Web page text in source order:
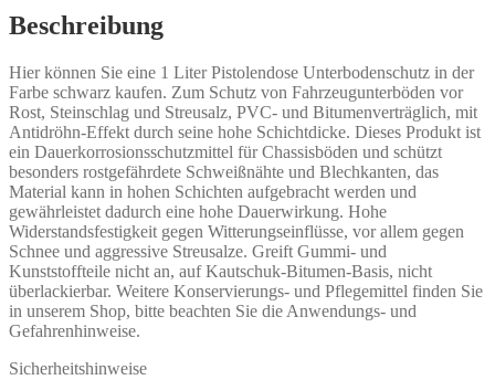
Beschreibung
Hier können Sie eine 1 Liter Pistolendose Unterbodenschutz in der
Farbe schwarz kaufen. Zum Schutz von Fahrzeugunterböden vor
Rost, Steinschlag und Streusalz, PVC- und Bitumenverträglich, mit
Antidröhn-Effekt durch seine hohe Schichtdicke. Dieses Produkt ist
ein Dauerkorrosionsschutzmittel für Chassisböden und schützt
besonders rostgefährdete Schweißnähte und Blechkanten, das
Material kann in hohen Schichten aufgebracht werden und
gewährleistet dadurch eine hohe Dauerwirkung. Hohe
Widerstandsfestigkeit gegen Witterungseinflüsse, vor allem gegen
Schnee und aggressive Streusalze. Greift Gummi- und
Kunststoffteile nicht an, auf Kautschuk-Bitumen-Basis, nicht
überlackierbar. Weitere Konservierungs- und Pflegemittel finden Sie
in unserem Shop, bitte beachten Sie die Anwendungs- und
Gefahrenhinweise.
Sicherheitshinweise